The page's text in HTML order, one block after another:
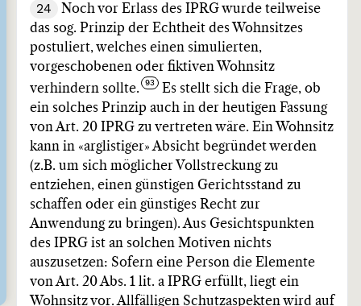
24
Noch vor Erlass des IPRG wurde teilweise
das sog. Prinzip der Echtheit des Wohnsitzes
postuliert, welches einen simulierten,
vorgeschobenen oder fiktiven Wohnsitz
verhindern sollte.
Es stellt sich die Frage, ob
ein solches Prinzip auch in der heutigen Fassung
von Art. 20 IPRG zu vertreten wäre. Ein Wohnsitz
kann in «arglistiger» Absicht begründet werden
(z.B. um sich möglicher Vollstreckung zu
entziehen, einen günstigen Gerichtsstand zu
schaffen oder ein günstiges Recht zur
Anwendung zu bringen). Aus Gesichtspunkten
des IPRG ist an solchen Motiven nichts
auszusetzen: Sofern eine Person die Elemente
von Art. 20 Abs. 1 lit. a IPRG erfüllt, liegt ein
Wohnsitz vor. Allfälligen Schutzaspekten wird auf